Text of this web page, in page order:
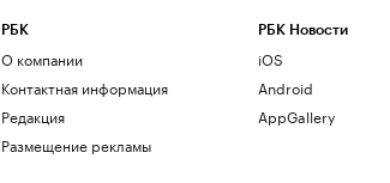
РБК
О компании
Контактная информация
Редакция
Размещение рекламы
РБК Новости
iOS
Android
AppGallery